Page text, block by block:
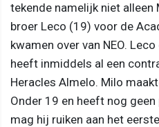
tekende namelijk niet
broer Leco (19) voor de
kwamen over van NEO.
heeft inmiddels al een
Heracles Almelo. Milo
Onder 19 en heeft nog
mag hij ruiken aan het